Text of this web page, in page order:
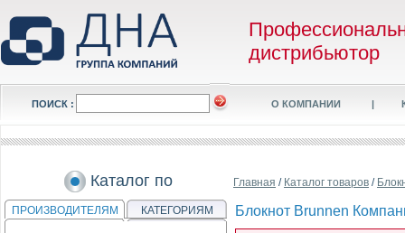
дистрибьютор
ПОИСК : О КОМПАНИИ |
Каталог по
ПРОИЗВОДИТЕЛЯМ КАТЕГОРИЯМ
Главная / Каталог товаров /
Блокнот Brunnen